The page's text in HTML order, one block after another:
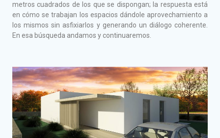
metros cuadrados de los que se dispongan; la respuesta está
en cómo se trabajan los espacios dándole aprovechamiento a
los mismos sin asfixiarlos y generando un diálogo coherente.
En esa búsqueda andamos y continuaremos.